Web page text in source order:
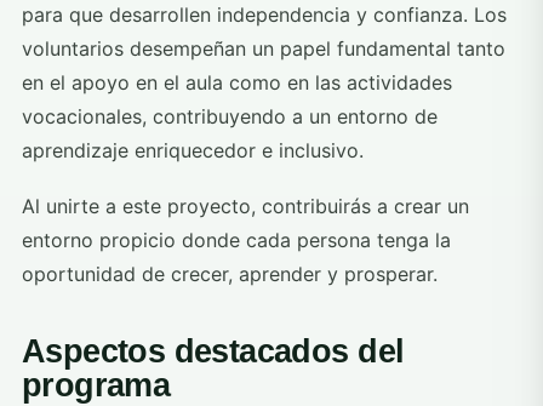
para que desarrollen independencia y confianza. Los
voluntarios desempeñan un papel fundamental tanto
en el apoyo en el aula como en las actividades
vocacionales, contribuyendo a un entorno de
aprendizaje enriquecedor e inclusivo.
Al unirte a este proyecto, contribuirás a crear un
entorno propicio donde cada persona tenga la
oportunidad de crecer, aprender y prosperar.
Aspectos destacados del
programa